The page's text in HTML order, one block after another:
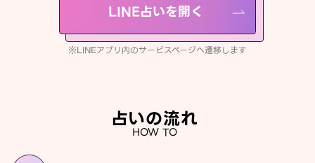
LINE占いを開く
※LINEアプリ内のサービスページへ遷移します
占いの流れ
HOW TO